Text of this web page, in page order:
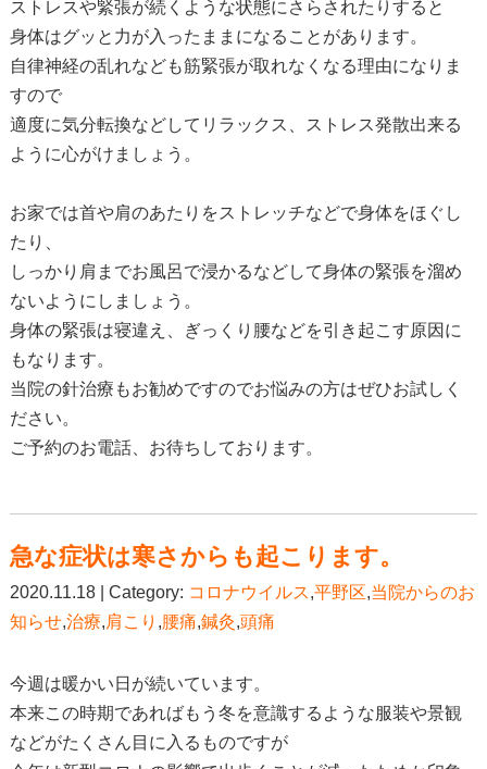
ストレスや緊張が続くような状態にさらされたりすると
身体はグッと力が入ったままになることがあります。
自律神経の乱れなども筋緊張が取れなくなる理由になりま
すので
適度に気分転換などしてリラックス、ストレス発散出来る
ように心がけましょう。
お家では首や肩のあたりをストレッチなどで身体をほぐし
たり、
しっかり肩までお風呂で浸かるなどして身体の緊張を溜め
ないようにしましょう。
身体の緊張は寝違え、ぎっくり腰などを引き起こす原因に
もなります。
当院の針治療もお勧めですのでお悩みの方はぜひお試しく
ださい。
ご予約のお電話、お待ちしております。
急な症状は寒さからも起こります。
2020.11.18 | Category: コロナウイルス,平野区,当院からのお
知らせ,治療,肩こり ,腰痛,鍼灸,頭痛
今週は暖かい日が続いています。
本来この時期であればもう冬を意識するような服装や景観
などがたくさん目に入るものですが